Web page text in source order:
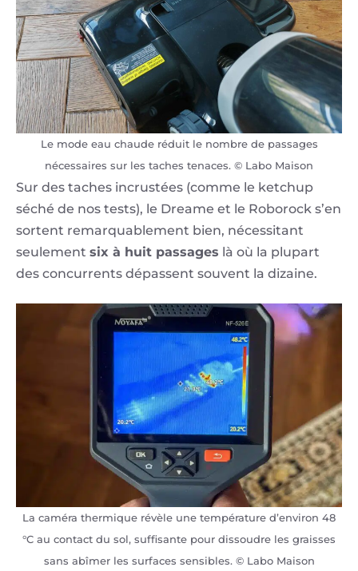
Le mode eau chaude réduit le nombre de passages
nécessaires sur les taches tenaces. © Labo Maison
Sur des taches incrustées (comme le ketchup
séché de nos tests), le Dreame et le Roborock s’en
sortent remarquablement bien, nécessitant
seulement six à huit passages là où la plupart
des concurrents dépassent souvent la dizaine.
La caméra thermique révèle une température d’environ 48
°C au contact du sol, suffisante pour dissoudre les graisses
sans abîmer les surfaces sensibles. © Labo Maison